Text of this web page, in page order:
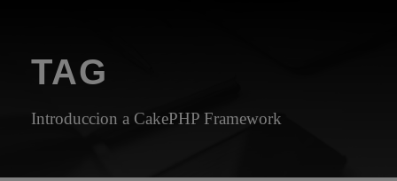
TAG
Introduccion a CakePHP Framework